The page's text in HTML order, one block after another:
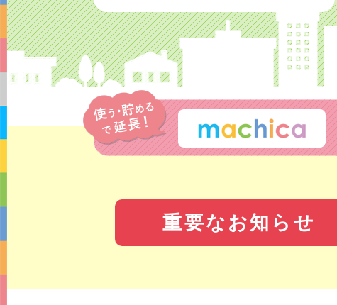
重要なお知らせ